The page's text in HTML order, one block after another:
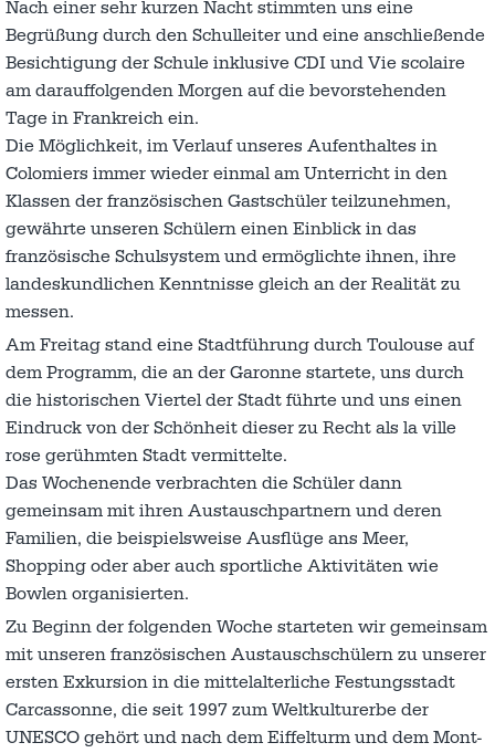
Nach einer sehr kurzen Nacht stimmten uns eine
Begrüßung durch den Schulleiter und eine anschließende
Besichtigung der Schule inklusive CDI und Vie scolaire
am darauffolgenden Morgen auf die bevorstehenden
Tage in Frankreich ein.
Die Möglichkeit, im Verlauf unseres Aufenthaltes in
Colomiers immer wieder einmal am Unterricht in den
Klassen der französischen Gastschüler teilzunehmen,
gewährte unseren Schülern einen Einblick in das
französische Schulsystem und ermöglichte ihnen, ihre
landeskundlichen Kenntnisse gleich an der Realität zu
messen.
Am Freitag stand eine Stadtführung durch Toulouse auf
dem Programm, die an der Garonne startete, uns durch
die historischen Viertel der Stadt führte und uns einen
Eindruck von der Schönheit dieser zu Recht als la ville
rose gerühmten Stadt vermittelte.
Das Wochenende verbrachten die Schüler dann
gemeinsam mit ihren Austauschpartnern und deren
Familien, die beispielsweise Ausflüge ans Meer,
Shopping oder aber auch sportliche Aktivitäten wie
Bowlen organisierten.
Zu Beginn der folgenden Woche starteten wir gemeinsam
mit unseren französischen Austauschschülern zu unserer
ersten Exkursion in die mittelalterliche Festungsstadt
Carcassonne, die seit 1997 zum Weltkulturerbe der
UNESCO gehört und nach dem Eiffelturm und dem Mont-